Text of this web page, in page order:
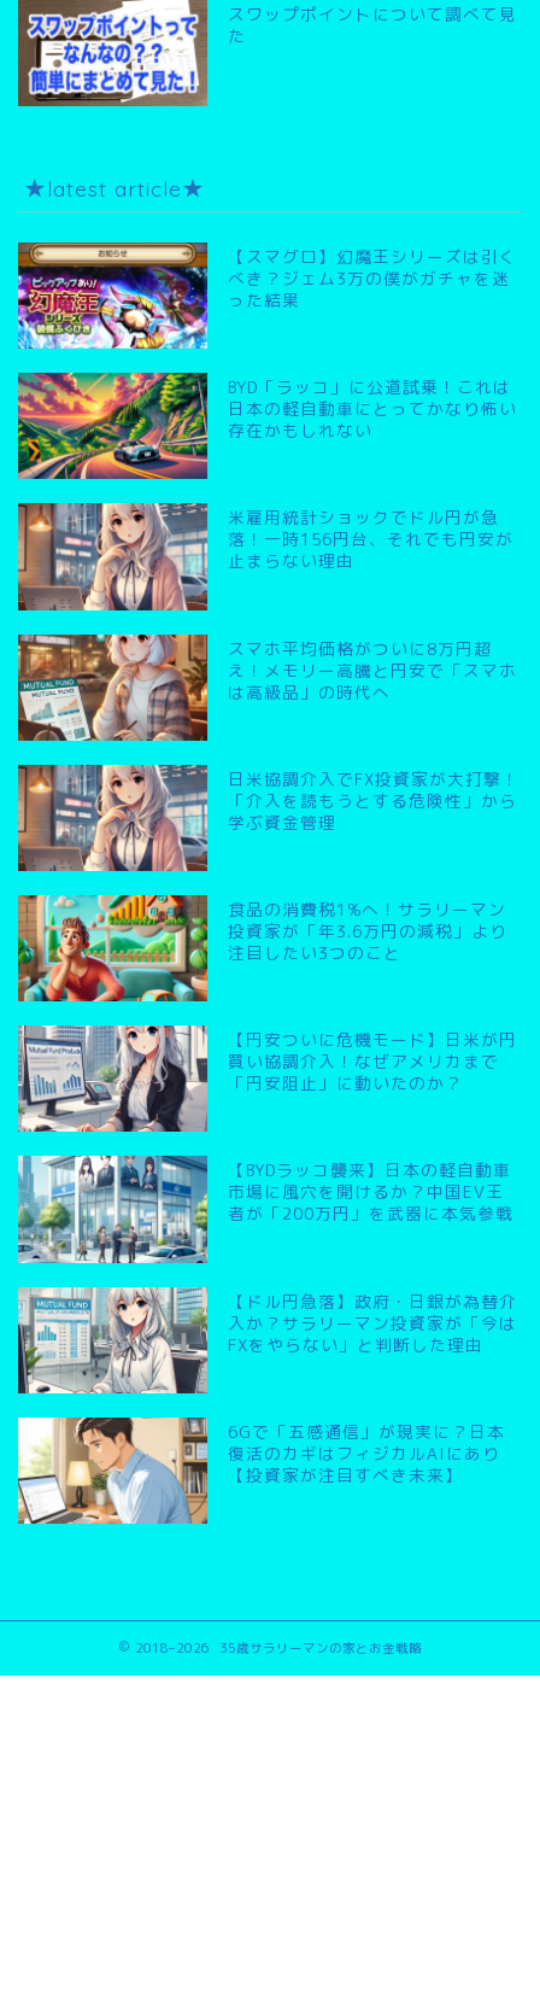
スワップポイントについて調べて見
た
★latest article★
【スマグロ】幻魔王シリーズは引く
べき？ジェム3万の僕がガチャを迷
った結果
BYD「ラッコ」に公道試乗！これは
日本の軽自動車にとってかなり怖い
存在かもしれない
米雇用統計ショックでドル円が急
落！一時156円台、それでも円安が
止まらない理由
スマホ平均価格がついに8万円超
え！メモリー高騰と円安で「スマホ
は高級品」の時代へ
日米協調介入でFX投資家が大打撃！
「介入を読もうとする危険性」から
学ぶ資金管理
食品の消費税1%へ！サラリーマン
投資家が「年3.6万円の減税」より
注目したい3つのこと
【円安ついに危機モード】日米が円
買い協調介入！なぜアメリカまで
「円安阻止」に動いたのか？
【BYDラッコ襲来】日本の軽自動車
市場に風穴を開けるか？中国EV王
者が「200万円」を武器に本気参戦
【ドル円急落】政府・日銀が為替介
入か？サラリーマン投資家が「今は
FXをやらない」と判断した理由
6Gで「五感通信」が現実に？日本
復活のカギはフィジカルAIにあり
【投資家が注目すべき未来】
2018–2026 35歳サラリーマンの家とお金戦略